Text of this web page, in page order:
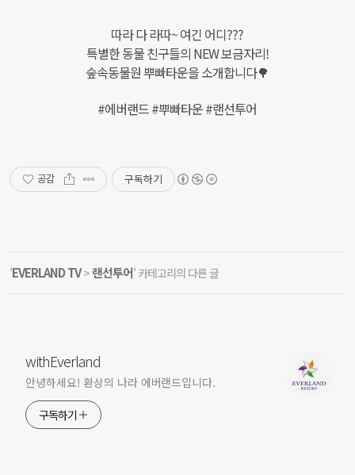
따라 다 라따~ 여긴 어디???
특별한 동물 친구들의 NEW 보금자리!
숲속동물원 뿌빠타운을 소개합니다🌳
#에버랜드 #뿌빠타운 #랜선투어
공감 구독하기
'EVERLAND TV> 랜선투어' 카테고리의 다른 글
withEverland
안녕하세요! 환상의 나라 에버랜드입니다.
구독하기